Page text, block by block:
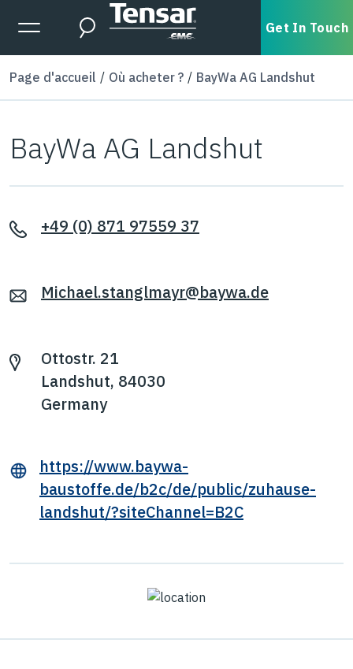
Skip to main content
Expanded Menu Toggle
Search Get In Touch
Page d'accueil Où acheter ? BayWa AG Landshut
BayWa AG Landshut
+49 (0) 871 97559 37
Michael.stanglmayr@baywa.de
Ottostr. 21
Landshut, 84030
Germany
https://www.baywa-
baustoffe.de/b2c/de/public/zuhause-
landshut/?siteChannel=B2C